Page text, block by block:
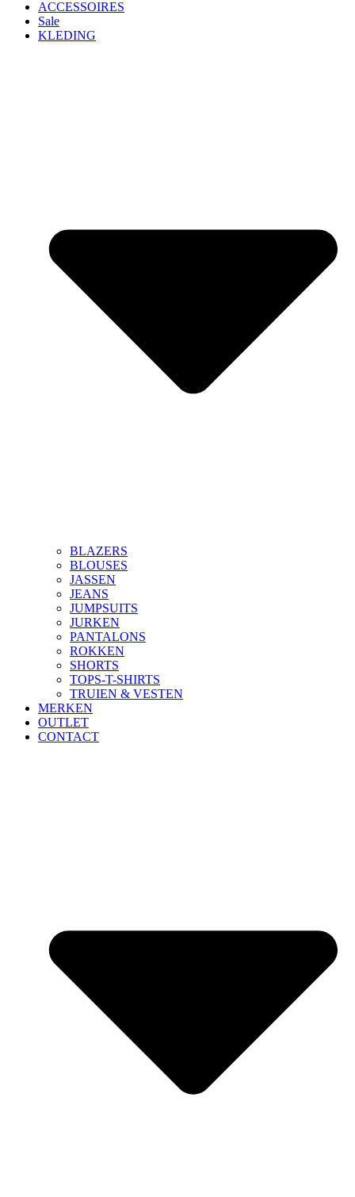
ACCESSOIRES
Sale
KLEDING
BLAZERS
BLOUSES
JASSEN
JEANS
JUMPSUITS
JURKEN
PANTALONS
ROKKEN
SHORTS
TOPS-T-SHIRTS
TRUIEN & VESTEN
MERKEN
OUTLET
CONTACT